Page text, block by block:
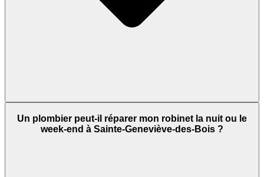
Un plombier peut-il réparer mon robinet la nuit ou le
week-end à Sainte-Geneviève-des-Bois ?